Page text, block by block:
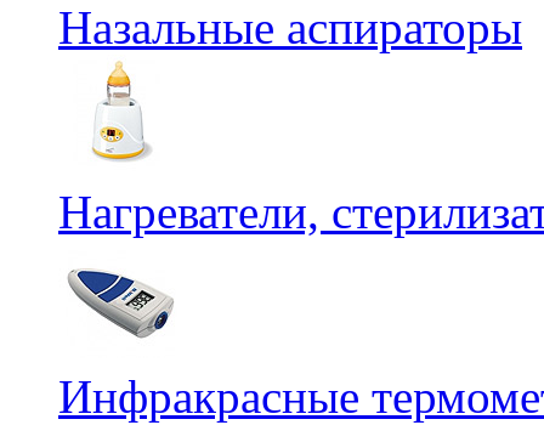
Назальные аспираторы
Нагреватели,
Инфракрасные